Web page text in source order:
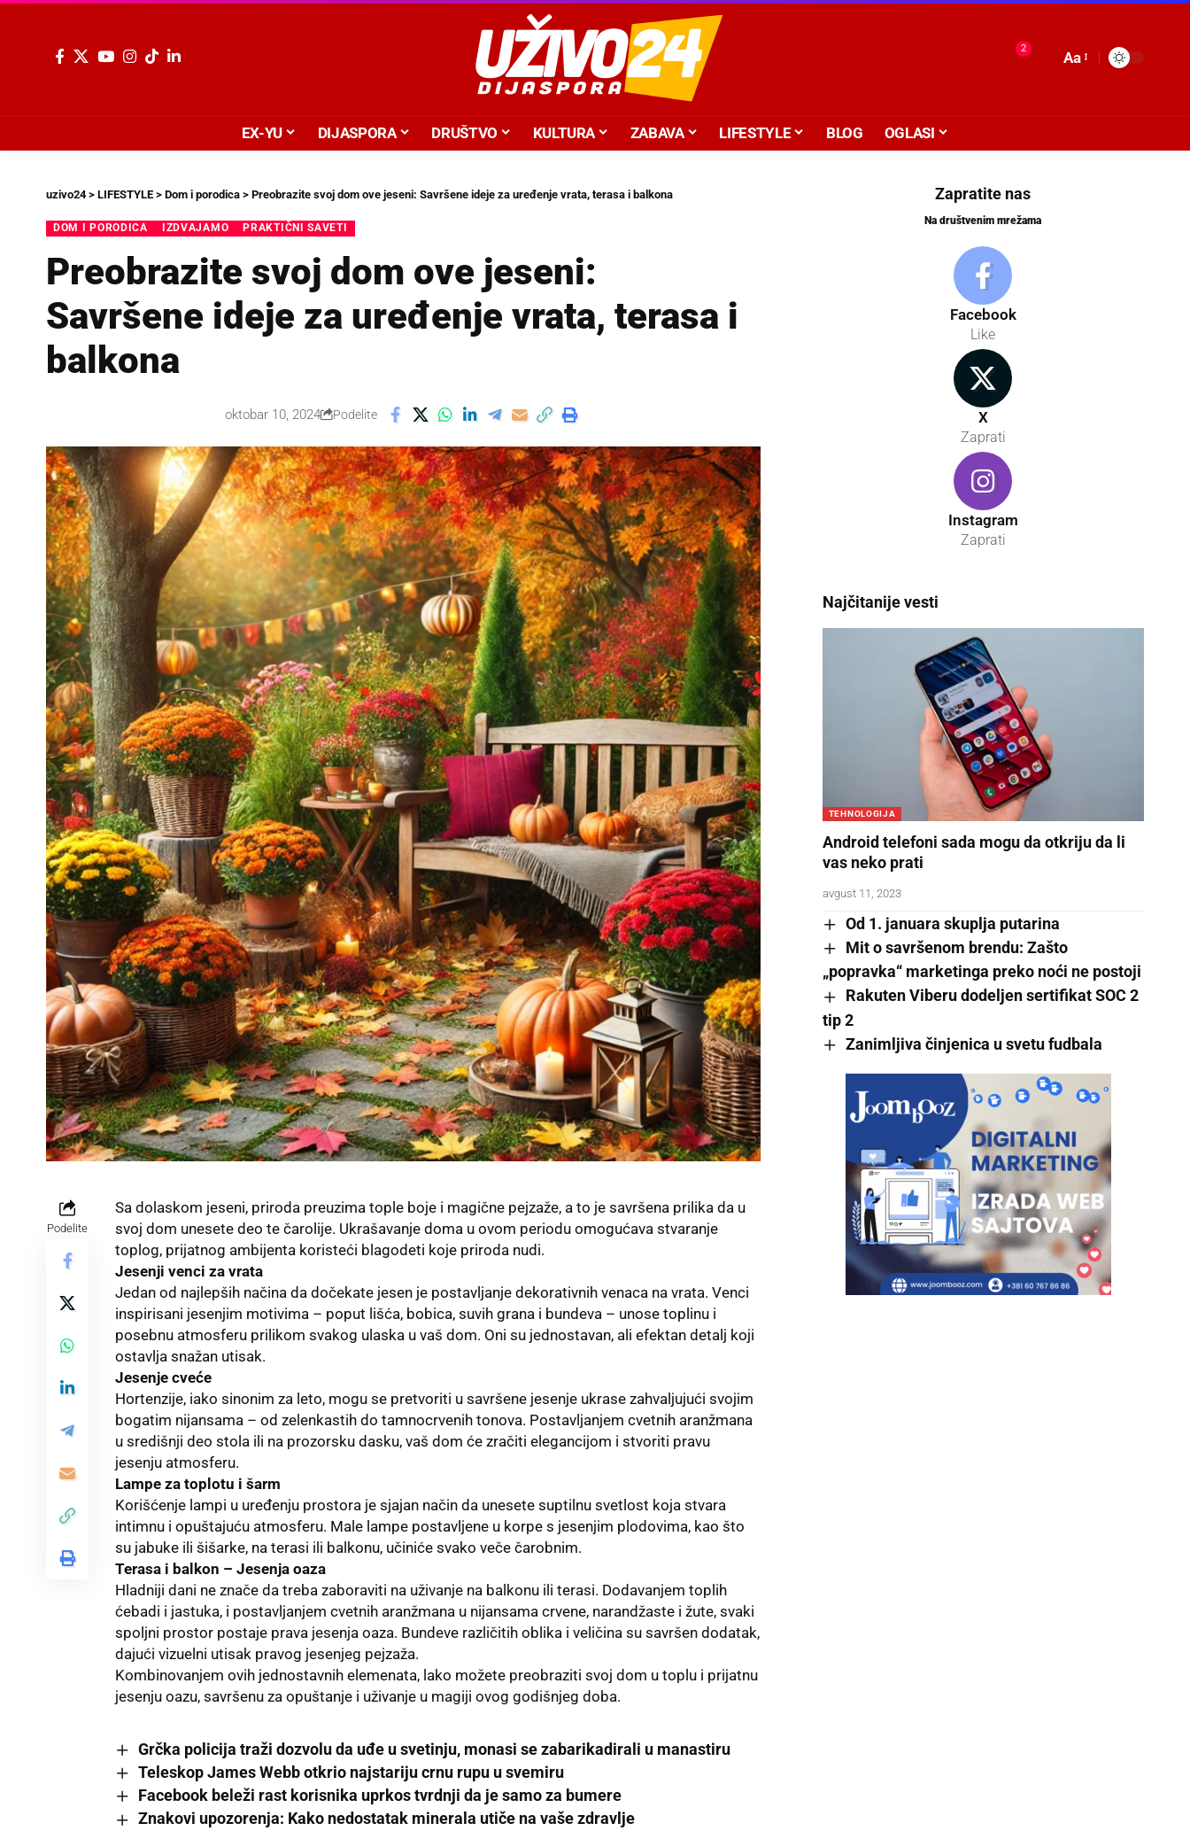
2
Aa
EX-YU DIJASPORA DRUŠTVO KULTURA ZABAVA LIFESTYLE BLOG OGLASI
uzivo24> LIFESTYLE > Dom i porodica > Preobrazite svoj dom ove jeseni: Savršene ideje za uređenje vrata, terasa i balkona
DOM I PORODICA IZDVAJAMO PRAKTIČNI SAVETI
Preobrazite svoj dom ove jeseni:
Savršene ideje za uređenje vrata, terasa i
balkona
oktobar 10, 2024 Podelite
Podelite
Sa dolaskom jeseni, priroda preuzima tople boje i magične pejzaže, a to je savršena prilika da u
svoj dom unesete deo te čarolije. Ukrašavanje doma u ovom periodu omogućava stvaranje
toplog, prijatnog ambijenta koristeći blagodeti koje priroda nudi.
Jesenji venci za vrata
Jedan od najlepših načina da dočekate jesen je postavljanje dekorativnih venaca na vrata. Venci
inspirisani jesenjim motivima – poput lišća, bobica, suvih grana i bundeva – unose toplinu i
posebnu atmosferu prilikom svakog ulaska u vaš dom. Oni su jednostavan, ali efektan detalj koji
ostavlja snažan utisak.
Jesenje cveće
Hortenzije, iako sinonim za leto, mogu se pretvoriti u savršene jesenje ukrase zahvaljujući svojim
bogatim nijansama – od zelenkastih do tamnocrvenih tonova. Postavljanjem cvetnih aranžmana
u središnji deo stola ili na prozorsku dasku, vaš dom će zračiti elegancijom i stvoriti pravu
jesenju atmosferu.
Lampe za toplotu i šarm
Korišćenje lampi u uređenju prostora je sjajan način da unesete suptilnu svetlost koja stvara
intimnu i opuštajuću atmosferu. Male lampe postavljene u korpe s jesenjim plodovima, kao što
su jabuke ili šišarke, na terasi ili balkonu, učiniće svako veče čarobnim.
Terasa i balkon – Jesenja oaza
Hladniji dani ne znače da treba zaboraviti na uživanje na balkonu ili terasi. Dodavanjem toplih
ćebadi i jastuka, i postavljanjem cvetnih aranžmana u nijansama crvene, narandžaste i žute, svaki
spoljni prostor postaje prava jesenja oaza. Bundeve različitih oblika i veličina su savršen dodatak,
dajući vizuelni utisak pravog jesenjeg pejzaža.
Kombinovanjem ovih jednostavnih elemenata, lako možete preobraziti svoj dom u toplu i prijatnu
jesenju oazu, savršenu za opuštanje i uživanje u magiji ovog godišnjeg doba.
Grčka policija traži dozvolu da uđe u svetinju, monasi se zabarikadirali u manastiru
Teleskop James Webb otkrio najstariju crnu rupu u svemiru
Facebook beleži rast korisnika uprkos tvrdnji da je samo za bumere
Znakovi upozorenja: Kako nedostatak minerala utiče na vaše zdravlje
Zapratite nas
Na društvenim mrežama
Facebook
Like
X
Zaprati
Instagram
Zaprati
Najčitanije vesti
TEHNOLOGIJA
Android telefoni sada mogu da otkriju da li
vas neko prati
avgust 11, 2023
Od 1. januara skuplja putarina
Mit o savršenom brendu: Zašto
„popravka“ marketinga preko noći ne postoji
Rakuten Viberu dodeljen sertifikat SOC 2
tip 2
Zanimljiva činjenica u svetu fudbala